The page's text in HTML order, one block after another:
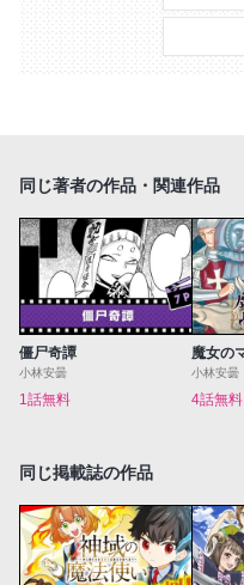
同じ著者の作品・関連作品
僵尸奇譚
小林安曇
1話無料
小林安曇
4話無料
同じ掲載誌の作品